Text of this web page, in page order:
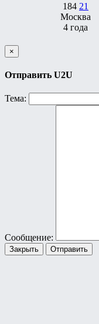
184 21
Москва
4 года
×
Отправить U2U
Тема:
Сообщение:
Закрыть Отправить